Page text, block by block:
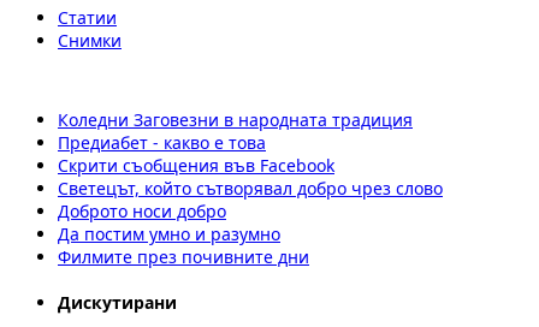
Статии
Снимки
Коледни Заговезни в народната традиция
Предиабет - какво е това
Скрити съобщения във Facebook
Светецът, който сътворявал добро чрез слово
Доброто носи добро
Да постим умно и разумно
Филмите през почивните дни
Дискутирани